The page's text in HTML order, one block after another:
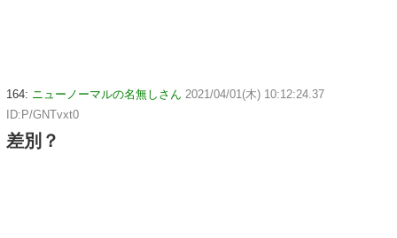
164: ニューノーマルの名無しさん 2021/04/01(木) 10:12:24.37
ID:P/GNTvxt0
差別？